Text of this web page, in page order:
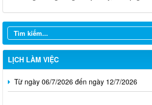
LỊCH LÀM VIỆC
Từ ngày 27/7/2026 đến ngày 02/8/2026
Từ ngày 20/7/2026 đến ngày 26/7/2026
Từ ngày 13/7/2026 đến ngày 18/7/2026
Từ ngày 06/7/2026 đến ngày 12/7/2026